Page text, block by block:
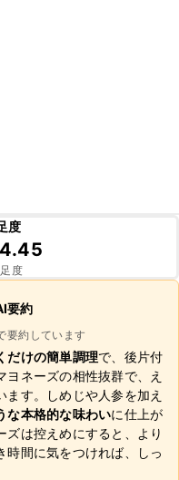
度
4.45
度
要約
要約しています
だけの簡単調理で、後片付
ネーズの相性抜群で、え
す。しめじや人参を加え
な本格的な味わいに仕上が
ズは控えめにすると、より
時間に気をつければ、しっ